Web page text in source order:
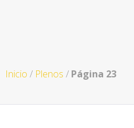
Inicio / Plenos / Página 23